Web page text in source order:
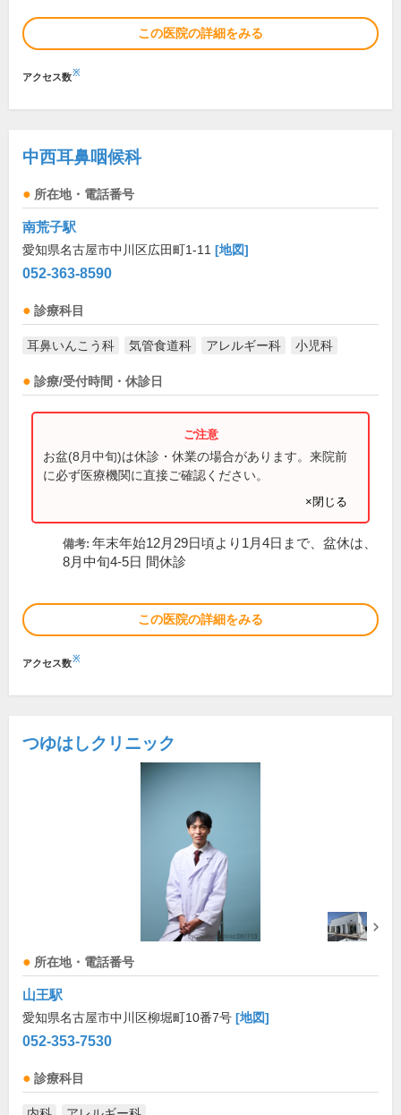
この医院の詳細をみる
アクセス数※
中西耳鼻咽候科
所在地・電話番号
南荒子駅
愛知県名古屋市中川区広田町1-11 [地図]
052-363-8590
診療科目
耳鼻いんこう科 気管食道科 アレルギー科 小児科
診療/受付時間・休診日
お盆(8月中旬)は休診・休業の場合があります。来院前
に必ず医療機関に直接ご確認ください。
×閉じる
備考: 年末年始12月29日頃より1月4日まで、盆休は、
8月中旬4-5日 間休診
この医院の詳細をみる
アクセス数※
つゆはしクリニック
所在地・電話番号
山王駅
愛知県名古屋市中川区柳堀町10番7号 [地図]
052-353-7530
診療科目